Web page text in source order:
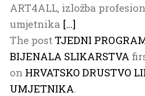
ART4ALL, izložba
umjetnika […]
The postTJEDNI
BIJENALA SLIKARSTVA
on HRVATSKO DRUSTVO
UMJETNIKA.